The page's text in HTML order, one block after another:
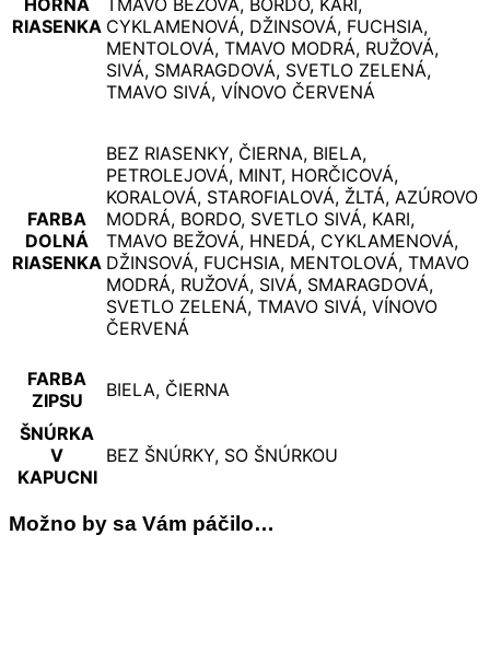
RIASENKA CYKLAMENOVÁ, DŽINSOVÁ, FUCHSIA,
MENTOLOVÁ, TMAVO MODRÁ, RUŽOVÁ,
SIVÁ, SMARAGDOVÁ, SVETLO ZELENÁ,
TMAVO SIVÁ, VÍNOVO ČERVENÁ
FARBA
DOLNÁ
RIASENKA
BEZ RIASENKY, ČIERNA, BIELA,
PETROLEJOVÁ, MINT, HORČICOVÁ,
KORALOVÁ, STAROFIALOVÁ, ŽLTÁ, AZÚROVO
MODRÁ, BORDO, SVETLO SIVÁ, KARI,
TMAVO BEŽOVÁ, HNEDÁ, CYKLAMENOVÁ,
DŽINSOVÁ, FUCHSIA, MENTOLOVÁ, TMAVO
MODRÁ, RUŽOVÁ, SIVÁ, SMARAGDOVÁ,
SVETLO ZELENÁ, TMAVO SIVÁ, VÍNOVO
ČERVENÁ
FARBA
ZIPSU
BIELA, ČIERNA
ŠNÚRKA
V
KAPUCNI
BEZ ŠNÚRKY, SO ŠNÚRKOU
Možno by sa Vám páčilo…